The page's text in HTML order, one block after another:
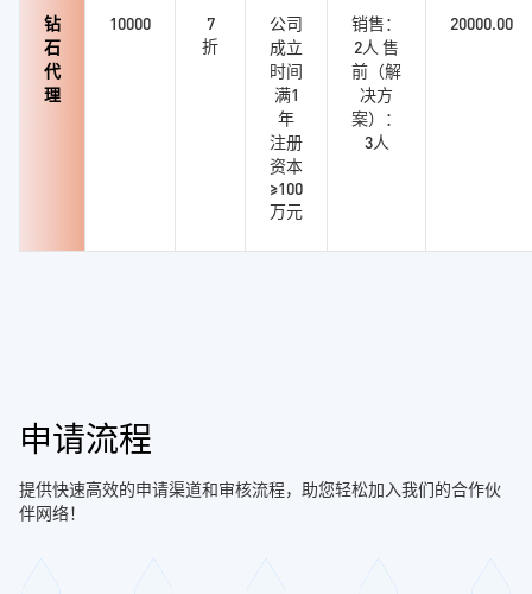
钻
石
代
理
10000
7
折
公司
成立
时间
满1
年
注册
资本
≥100
万元
销售：
2人 售
前（解
决方
案）：
3人
20000.00
申请流程
提供快速高效的申请渠道和审核流程，助您轻松加入我们的合作伙
伴网络！